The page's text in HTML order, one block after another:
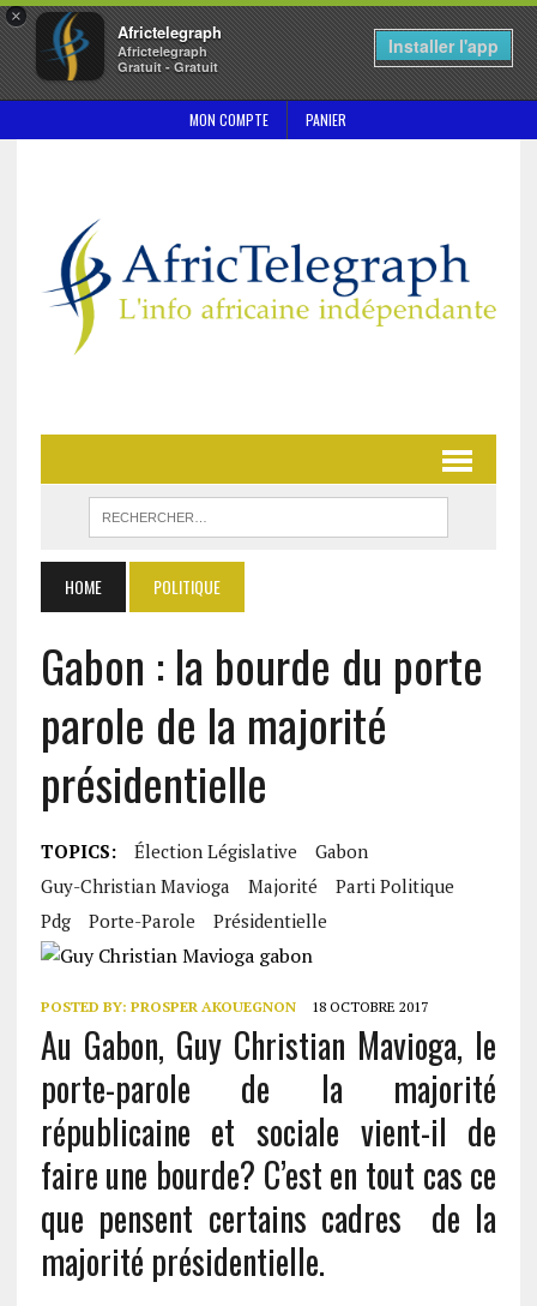
×
Africtelegraph
Africtelegraph
Gratuit - Gratuit
Installer l'app
MON COMPTE PANIER
HOME POLITIQUE
Gabon : la bourde du porte
parole de la majorité
présidentielle
TOPICS: Élection Législative
Gabon
Guy-Christian Mavioga
Majorité
Parti Politique
Pdg
Porte-Parole Présidentielle
POSTED BY: PROSPER AKOUEGNON 18 OCTOBRE 2017
Au Gabon, Guy Christian Mavioga, le
porte-parole de la majorité
républicaine et sociale vient-il de
faire une bourde? C’est en tout cas ce
que pensent certains cadres de la
majorité présidentielle.